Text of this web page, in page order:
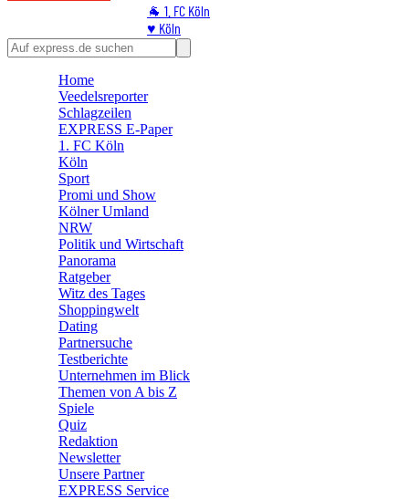
🐐 1. FC Köln
♥️ Köln
⭐ Promi
🛒 Shoppingwelt
Home
Veedelsreporter
Schlagzeilen
EXPRESS E-Paper
1. FC Köln
Köln
Sport
Promi und Show
Kölner Umland
NRW
Politik und Wirtschaft
Panorama
Ratgeber
Witz des Tages
Shoppingwelt
Dating
Partnersuche
Testberichte
Unternehmen im Blick
Themen von A bis Z
Spiele
Quiz
Redaktion
Newsletter
Unsere Partner
EXPRESS Service